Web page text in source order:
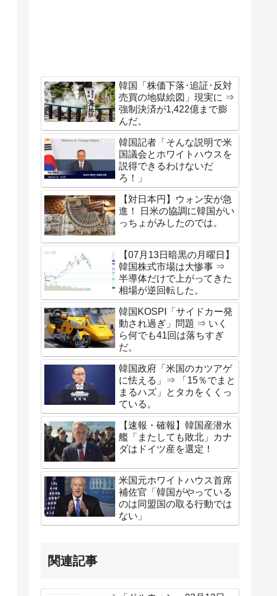
韓国「株価下落･追証･反対
売買の地獄絵図」現実に ⇒
強制決済が1,422億まで膨
んだ。
韓国記者「そんな説明で米
国議会とホワイトハウスを
説得できるわけないだ
ろ！」
【対日本円】ウォン安が急
進！ 日米の協調に韓国がい
っちょがみしたのでは。
【07月13日暗黒の月曜日】
韓国株式市場は大惨事 ⇒
半導体だけで上がってきた
相場が逆回転した。
韓国KOSPI「サイドカー発
動され過ぎ」問題 ⇒ いく
ら何でも41回は落ちすぎ
だ。
韓国政府「米国のカツアゲ
に怯える」⇒ 「15％でまと
まるハズ」とタカをくくっ
ている。
【速報・確報】韓国産潜水
艦「またしても敗北」カナ
ダはドイツ産を選定！
米国元ホワイトハウス首席
補佐官「韓国がやっている
のは同盟国の取る行動では
ない」
関連記事